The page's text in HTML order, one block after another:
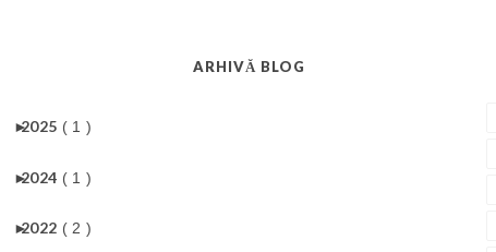
ARHIVĂ BLOG
►
2025 ( 1 )
►
2024 ( 1 )
►
2022 ( 2 )